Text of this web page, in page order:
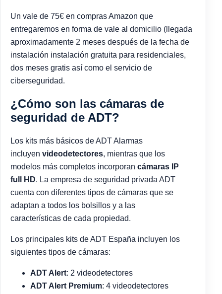
Un vale de 75€ en compras Amazon que
entregaremos en forma de vale al domicilio (llegada
aproximadamente 2 meses después de la fecha de
instalación instalación gratuita para residenciales,
dos meses gratis así como el servicio de
ciberseguridad.
¿Cómo son las cámaras de
seguridad de ADT?
Los kits más básicos de ADT Alarmas
incluyen videodetectores, mientras que los
modelos más completos incorporan cámaras IP
full HD. La empresa de seguridad privada ADT
cuenta con diferentes tipos de cámaras que se
adaptan a todos los bolsillos y a las
características de cada propiedad.
Los principales kits de ADT España incluyen los
siguientes tipos de cámaras:
ADT Alert: 2 videodetectores
ADT Alert Premium: 4 videodetectores